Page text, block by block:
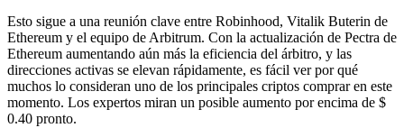
Esto sigue a una reunión clave entre Robinhood, Vitalik Buterin de
Ethereum y el equipo de Arbitrum. Con la actualización de Pectra de
Ethereum aumentando aún más la eficiencia del árbitro, y las
direcciones activas se elevan rápidamente, es fácil ver por qué
muchos lo consideran uno de los principales criptos comprar en este
momento. Los expertos miran un posible aumento por encima de $
0.40 pronto.